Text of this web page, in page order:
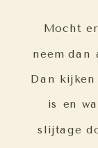
Mocht
neem dan
Dan kijken
is en
slijtage